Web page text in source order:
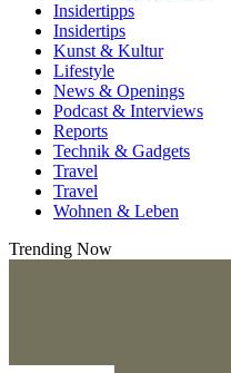
Insidertipps
Insidertips
Kunst & Kultur
Lifestyle
News & Openings
Podcast & Interviews
Reports
Technik & Gadgets
Travel
Travel
Wohnen & Leben
Trending Now